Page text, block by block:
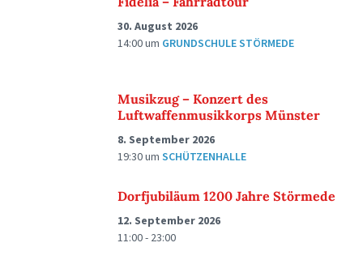
30. August 2026
14:00um GRUNDSCHULE STÖRMEDE
Musikzug – Konzert des
Luftwaffenmusikkorps Münster
8. September 2026
19:30um SCHÜTZENHALLE
Dorfjubiläum 1200 Jahre Störmede
12. September 2026
11:00 - 23:00